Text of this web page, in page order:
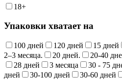
18+
Упаковки хватает на
100 дней 120 дней 15 дней
2–3 месяца.
20 дней. 20-40
28 дней
3 месяца 30 - 75
дней
30-100 дней 30-60 дней